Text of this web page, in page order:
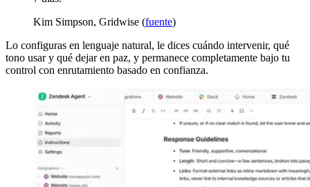
Kim Simpson, Gridwise (fuente)
Lo configuras en lenguaje natural, le dices cuándo intervenir, qué
tono usar y qué dejar en paz, y permanece completamente bajo tu
control con enrutamiento basado en confianza.